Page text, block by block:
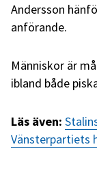
Andersson
anförande.
Människor är
ibland både
Läs även:
Vänsterpartiets